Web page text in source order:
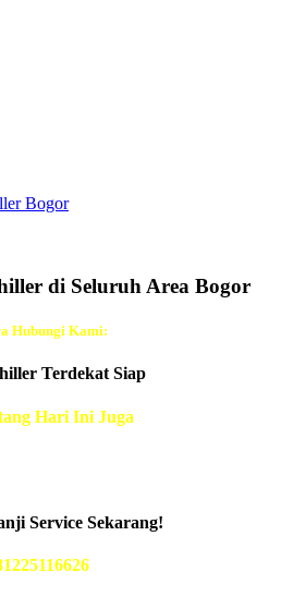
Bogor
di Seluruh Area Bogor
Hubungi Kami:
Terdekat Siap
Hari Ini Juga
Service Sekarang!